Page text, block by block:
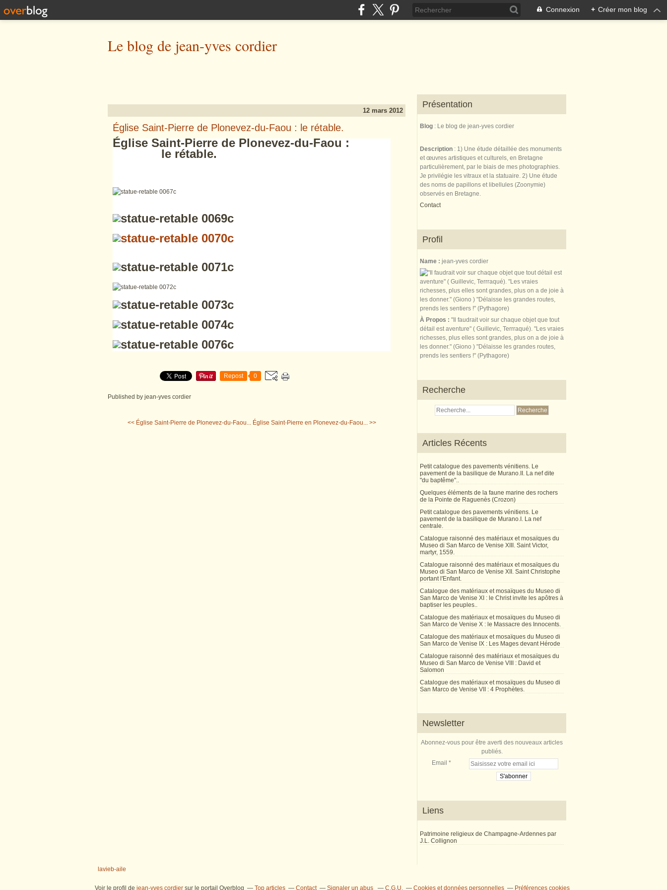
Connexion + Créer mon blog
Le blog de jean-yves cordier
12 mars 2012
Église Saint-Pierre de Plonevez-du-Faou : le rétable.
Église Saint-Pierre de Plonevez-du-Faou :
le rétable.
Repost 0
Published by jean-yves cordier
<< Église Saint-Pierre de Plonevez-du-Faou... Église Saint-Pierre en Plonevez-du-Faou... >>
Présentation
Blog : Le blog de jean-yves cordier
Description : 1) Une étude détaillée des monuments
et œuvres artistiques et culturels, en Bretagne
particulièrement, par le biais de mes photographies.
Je privilégie les vitraux et la statuaire. 2) Une étude
des noms de papillons et libellules (Zoonymie)
observés en Bretagne.
Contact
Profil
Name : jean-yves cordier
À Propos : "Il faudrait voir sur chaque objet que tout
détail est aventure" ( Guillevic, Terrraqué). "Les vraies
richesses, plus elles sont grandes, plus on a de joie à
les donner." (Giono ) "Délaisse les grandes routes,
prends les sentiers !" (Pythagore)
Recherche
Articles Récents
Petit catalogue des pavements vénitiens. Le
pavement de la basilique de Murano.II. La nef dite
"du baptême"..
Quelques éléments de la faune marine des rochers
de la Pointe de Raguenès (Crozon)
Petit catalogue des pavements vénitiens. Le
pavement de la basilique de Murano.I. La nef
centrale.
Catalogue raisonné des matériaux et mosaïques du
Museo di San Marco de Venise XIII. Saint Victor,
martyr, 1559.
Catalogue raisonné des matériaux et mosaïques du
Museo di San Marco de Venise XII. Saint Christophe
portant l'Enfant.
Catalogue des matériaux et mosaïques du Museo di
San Marco de Venise XI : le Christ invite les apôtres à
baptiser les peuples..
Catalogue des matériaux et mosaïques du Museo di
San Marco de Venise X : le Massacre des Innocents.
Catalogue des matériaux et mosaïques du Museo di
San Marco de Venise IX : Les Mages devant Hérode
Catalogue raisonné des matériaux et mosaïques du
Museo di San Marco de Venise VIII : David et
Salomon
Catalogue des matériaux et mosaïques du Museo di
San Marco de Venise VII : 4 Prophètes.
Newsletter
Abonnez-vous pour être averti des nouveaux articles
publiés.
Email
Liens
Patrimoine religieux de Champagne-Ardennes par
J.L. Collignon
lavieb-aile
Voir le profil de jean-yves cordiersur le portail Overblog Top articles Contact Signaler un abus C.G.U. Cookies et données personnelles Préférences cookies